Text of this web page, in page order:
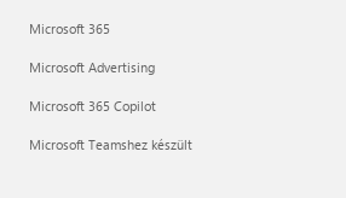
Microsoft 365
Microsoft Advertising
Microsoft 365 Copilot
Microsoft Teamshez készült